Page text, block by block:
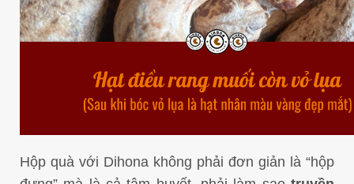
Hộp quà với Dihona không phải đơn giản là “hộp